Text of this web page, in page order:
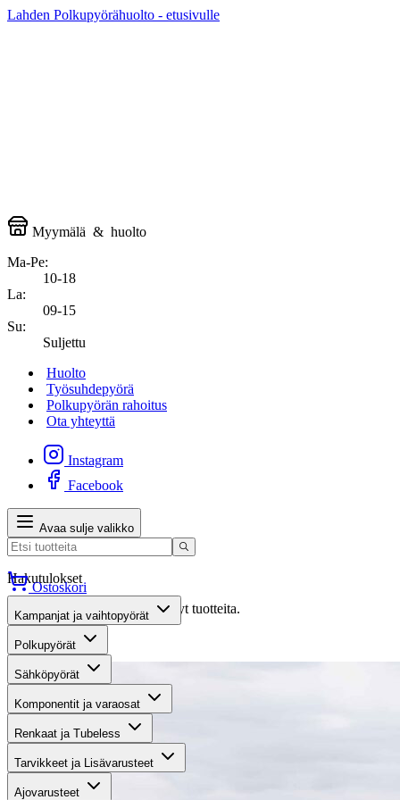
Lahden Polkupyörähuolto - etusivulle
Myymälä & huolto
Ma-Pe:
10-18
La:
09-15
Su:
Suljettu
Huolto
Työsuhdepyörä
Polkupyörän rahoitus
Ota yhteyttä
Instagram
Facebook
Avaa sulje valikko
Hakutulokset
Valitettavasti haullasi ei löytynyt tuotteita.
Suositut osastot
Ostoskori
Kampanjat ja vaihtopyörät
Polkupyörät
Sähköpyörät
Komponentit ja varaosat
Renkaat ja Tubeless
Tarvikkeet ja Lisävarusteet
Ajovarusteet